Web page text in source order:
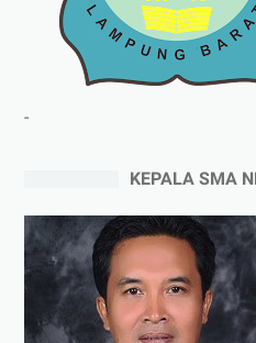
-
KEPALA SMA